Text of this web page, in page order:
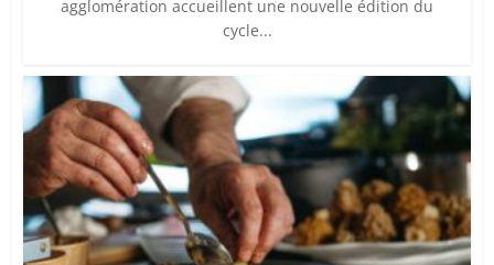
agglomération accueillent une nouvelle édition du
cycle...